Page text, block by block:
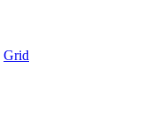
Grid